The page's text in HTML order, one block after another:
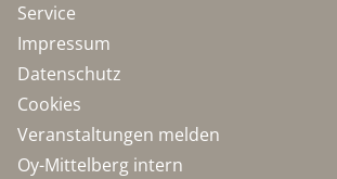
Service
Impressum
Datenschutz
Cookies
Veranstaltungen melden
Oy-Mittelberg intern